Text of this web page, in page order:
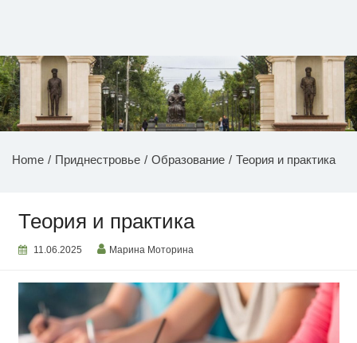
НОВОСТИ ПРИДНЕСТРОВЬЯ
Home Приднестровье Образование Теория и практика
Теория и практика
11.06.2025 Марина Моторина